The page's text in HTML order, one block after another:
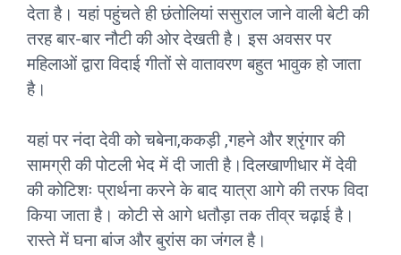
देता है। यहां पहुंचते ही छंतोलियां ससुराल जाने वाली बेटी की
तरह बार-बार नौटी की ओर देखती है। इस अवसर पर
महिलाओं द्वारा विदाई गीतों से वातावरण बहुत भावुक हो जाता
है।
यहां पर नंदा देवी को चबेना,ककड़ी ,गहने और श्रृंगार की
सामग्री की पोटली भेद में दी जाती है।दिलखाणीधार में देवी
की कोटिशः प्रार्थना करने के बाद यात्रा आगे की तरफ विदा
किया जाता है। कोटी से आगे धतौड़ा तक तीव्र चढ़ाई है।
रास्ते में घना बांज और बुरांस का जंगल है।